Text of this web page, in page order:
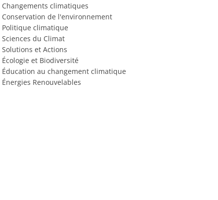
Changements climatiques
Conservation de l'environnement
Politique climatique
Sciences du Climat
Solutions et Actions
Écologie et Biodiversité
Éducation au changement climatique
Énergies Renouvelables